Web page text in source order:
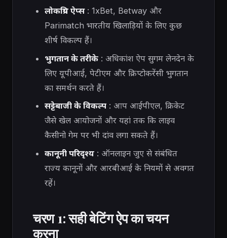
लोकप्रिय ऐप्स: 1xBet, Betway और
Parimatch भारतीय खिलाड़ियों के लिए कुछ
शीर्ष विकल्प हैं।
भुगतान के तरीके: अधिकांश ऐप सुगम लेनदेन के
लिए यूपीआई, पेटीएम और क्रिप्टोकरेंसी भुगतान
का समर्थन करते हैं।
सट्टेबाजी के विकल्प: आप आईपीएल, क्रिकेट
जैसे खेल आयोजनों और यहां तक ​​कि लाइव
कैसीनो गेम पर भी दांव लगा सकते हैं।
कानूनी परिदृश्य: ऑनलाइन जुए से संबंधित
राज्य कानूनों और आरबीआई के नियमों से अवगत
रहें।
चरण 1: सही बेटिंग ऐप का चयन
करना